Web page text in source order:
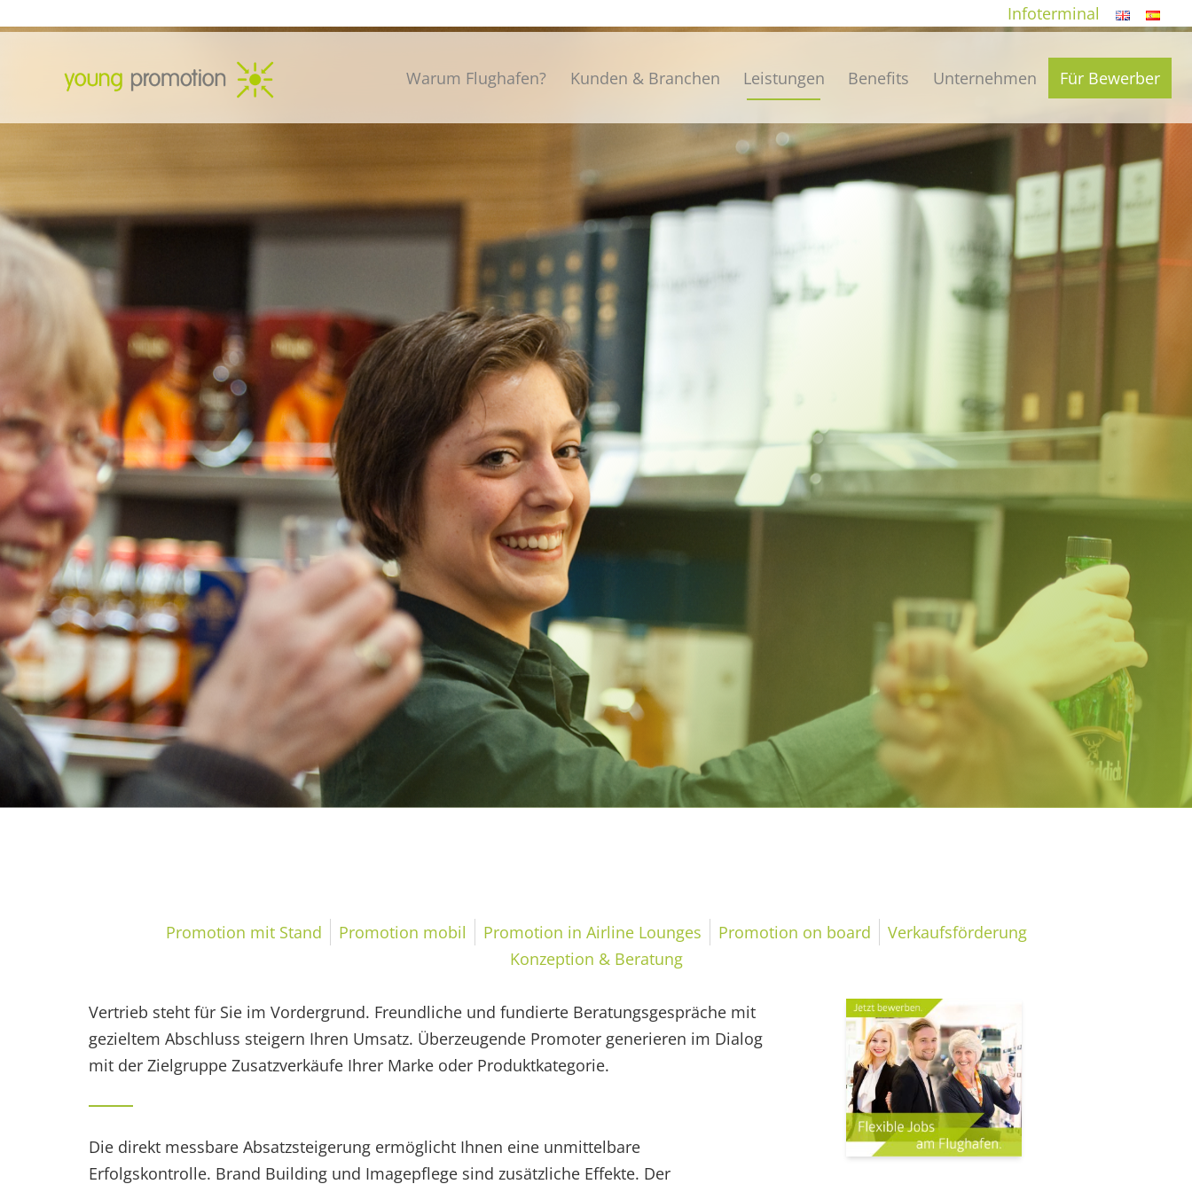
Inhalt
Infoterminal
Warum Flughafen? Kunden & Branchen Leistungen Benefits Unternehmen Für Bewerber
Promotion mit Stand Promotion mobil Promotion in Airline Lounges Promotion on board
Verkaufsförderung
Konzeption & Beratung
Vertrieb steht für Sie im Vordergrund. Freundliche und fundierte Beratungsgespräche mit
gezieltem Abschluss steigern Ihren Umsatz. Überzeugende Promoter generieren im Dialog
mit der Zielgruppe Zusatzverkäufe Ihrer Marke oder Produktkategorie.
Die direkt messbare Absatzsteigerung ermöglicht Ihnen eine unmittelbare
Erfolgskontrolle. Brand Building und Imagepflege sind zusätzliche Effekte. Der